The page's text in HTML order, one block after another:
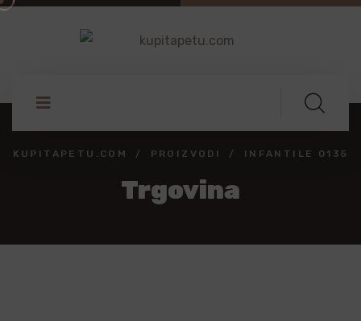
KUPITAPETU.COM PROIZVODI INFANTILE 0135
Trgovina